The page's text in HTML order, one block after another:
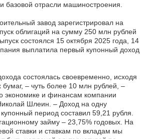
базовой отрасли машиностроения.
завод зарегистрировал на
облигаций на сумму 250 млн рублей
состоялся 15 октября 2025 года, 14
выплатила первый купонный доход
состоялась своевременно, исходя
– чуть более 10 млн рублей, –
экономике и финансам компании
Шлеин. – Доход на одну
период составил 59,21 рубля.
займу – 23,75% годовых. На
ставки и ставкам по вкладам мы